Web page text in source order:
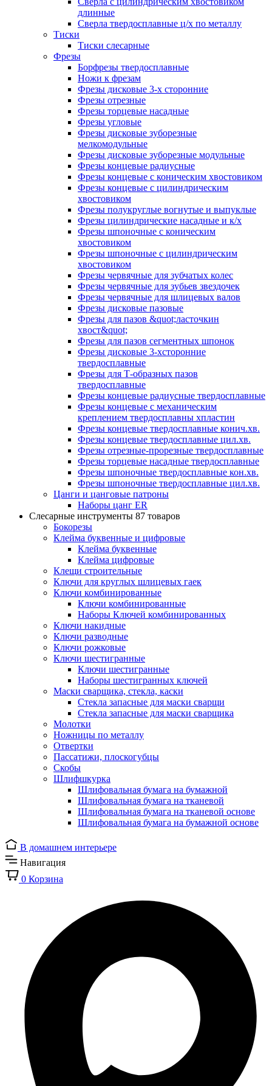
длинные
Сверла твердосплавные ц/х по металлу
Тиски
Тиски слесарные
Фрезы
Борфрезы твердосплавные
Ножи к фрезам
Фрезы дисковые 3-х сторонние
Фрезы отрезные
Фрезы торцевые насадные
Фрезы угловые
Фрезы дисковые зуборезные
мелкомодульные
Фрезы дисковые зуборезные модульные
Фрезы концевые радиусные
Фрезы концевые с коническим хвостовиком
Фрезы концевые с цилиндрическим
хвостовиком
Фрезы полукруглые вогнутые и выпуклые
Фрезы цилиндрические насадные и к/х
Фрезы шпоночные с коническим
хвостовиком
Фрезы шпоночные с цилиндрическим
хвостовиком
Фрезы червячные для зубчатых колес
Фрезы червячные для зубьев звездочек
Фрезы червячные для шлицевых валов
Фрезы дисковые пазовые
Фрезы для пазов &quot;ласточкин
хвост&quot;
Фрезы для пазов сегментных шпонок
Фрезы дисковые 3-хсторонние
твердосплавные
Фрезы для Т-образных пазов
твердосплавные
Фрезы концевые радиусные твердосплавные
Фрезы концевые с механическим
креплением твердосплавны хпластин
Фрезы концевые твердосплавные конич.хв.
Фрезы концевые твердосплавные цил.хв.
Фрезы отрезные-прорезные твердосплавные
Фрезы торцевые насадные твердосплавные
Фрезы шпоночные твердосплавные кон.хв.
Фрезы шпоночные твердосплавные цил.хв.
Цанги и цанговые патроны
Наборы цанг ER
Слесарные инструменты 87 товаров
Бокорезы
Клейма буквенные и цифровые
Клейма буквенные
Клейма цифровые
Клещи строительные
Ключи для круглых шлицевых гаек
Ключи комбинированные
Ключи комбинированные
Наборы Ключей комбинированных
Ключи накидные
Ключи разводные
Ключи рожковые
Ключи шестигранные
Ключи шестигранные
Наборы шестигранных ключей
Маски сварщика, стекла, каски
Стекла запасные для маски сварщи
Стекла запасные для маски сварщика
Молотки
Ножницы по металлу
Отвертки
Пассатижи, плоскогубцы
Скобы
Шлифшкурка
Шлифовальная бумага на бумажной
Шлифовальная бумага на тканевой
Шлифовальная бумага на тканевой основе
Шлифовальная бумага на бумажной основе
В домашнем интерьере
Навигация
0 Корзина